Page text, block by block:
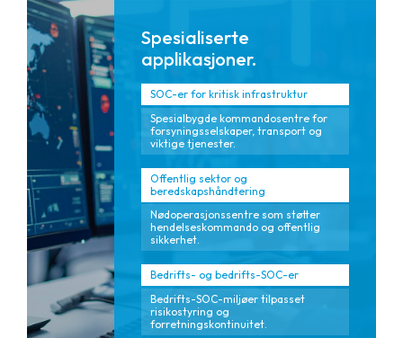
Spesialiserte
applikasjoner.
SOC-er for kritisk infrastruktur
Spesialbygde kommandosentre for
forsyningsselskaper, transport og
viktige tjenester.
Offentlig sektor og
beredskapshåndtering
Nødoperasjonssentre som støtter
hendelseskommando og offentlig
sikkerhet.
Bedrifts- og bedrifts-SOC-er
Bedrifts-SOC-miljøer tilpasset
risikostyring og
forretningskontinuitet.